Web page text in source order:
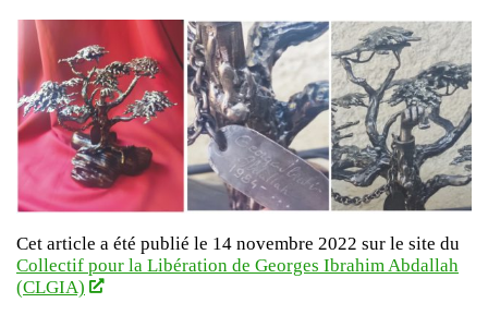
Cet article a été publié le 14 novembre 2022 sur le site du
Collectif pour la Libération de Georges Ibrahim Abdallah
(CLGIA)